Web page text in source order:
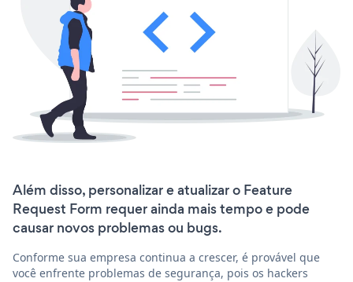
Além disso, personalizar e atualizar o Feature
Request Form requer ainda mais tempo e pode
causar novos problemas ou bugs.
Conforme sua empresa continua a crescer, é provável que
você enfrente problemas de segurança, pois os hackers